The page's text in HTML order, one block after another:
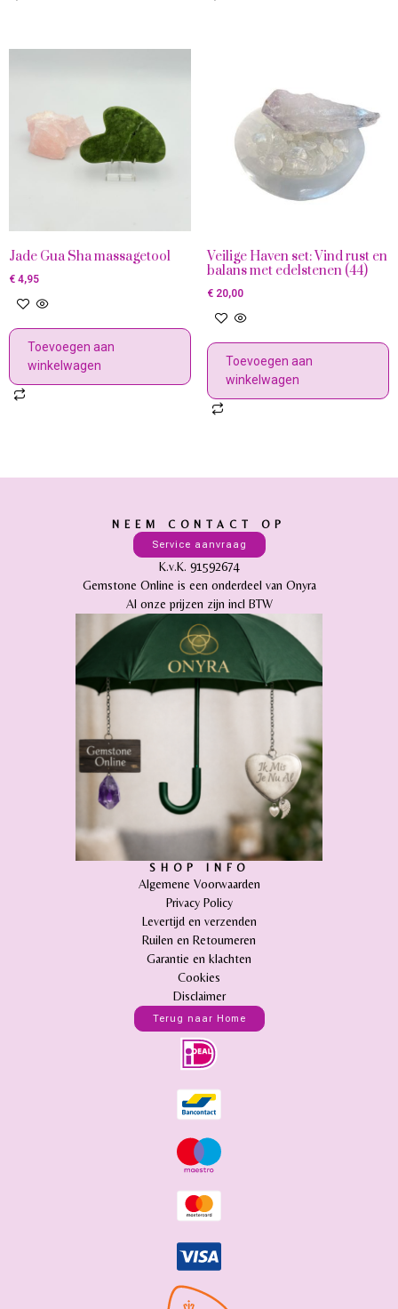
Jade Gua Sha massagetool
€ 4,95
Toevoegen aan
winkelwagen
Veilige Haven set: Vind rust en
balans met edelstenen (44)
€20,00
Toevoegen aan
winkelwagen
NEEM CONTACT OP
Service aanvraag
K.v.K. 91592674
Gemstone Online is een onderdeel van Onyra
Al onze prijzen zijn incl BTW
SHOP INFO
Algemene Voorwaarden
Privacy Policy
Levertijd en verzenden
Ruilen en Retourneren
Garantie en klachten
Cookies
Disclaimer
Terug naar Home